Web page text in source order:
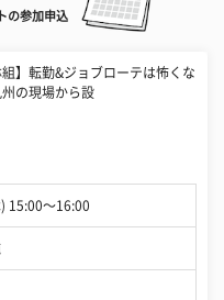
の参加申込
組】転勤&ジョブローテは怖くな
州の現場から設
15:00〜16:00